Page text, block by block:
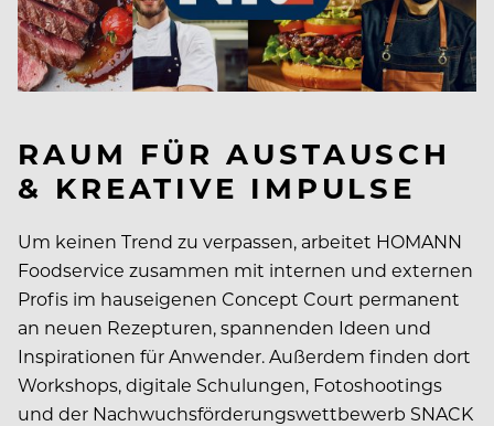
RAUM FÜR AUSTAUSCH
& KREATIVE IMPULSE
Um keinen Trend zu verpassen, arbeitet HOMANN
Foodservice zusammen mit internen und externen
Profis im hauseigenen Concept Court permanent
an neuen Rezepturen, spannenden Ideen und
Inspirationen für Anwender. Außerdem finden dort
Workshops, digitale Schulungen, Fotoshootings
und der Nachwuchsförderungswettbewerb SNACK